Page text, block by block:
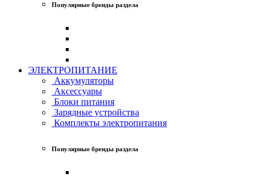
Популярные бренды раздела
ЭЛЕКТРОПИТАНИЕ
Аккумуляторы
Аксессуары
Блоки питания
Зарядные устройства
Комплекты электропитания
Популярные бренды раздела